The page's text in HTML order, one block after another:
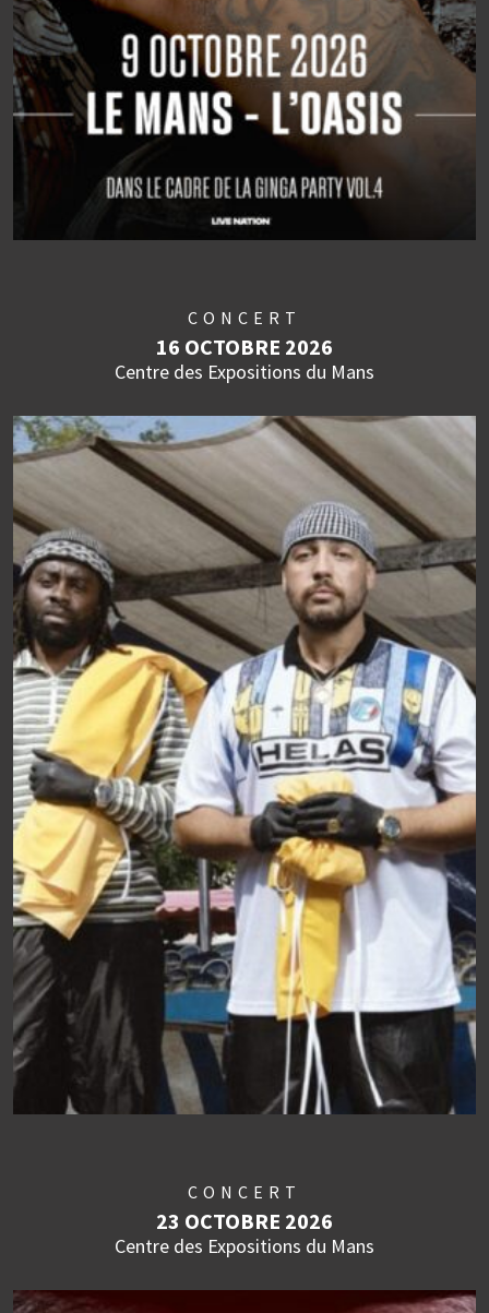
CONCERT
16 OCTOBRE 2026
Centre des Expositions du Mans
CONCERT
23 OCTOBRE 2026
Centre des Expositions du Mans